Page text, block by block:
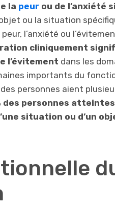
la peurou de l’anxiété
ou la situation
l’anxiété ou
cliniquement
l’évitement dans les
importants du
personnes aient
des personnes
situation ou d’un